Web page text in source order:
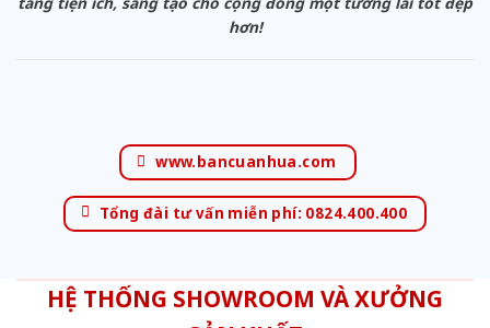
hơn!
www.bancuanhua.com
Tổng đài tư vấn miễn phí: 0824.400.400
HỆ THỐNG SHOWROOM VÀ XƯỞNG